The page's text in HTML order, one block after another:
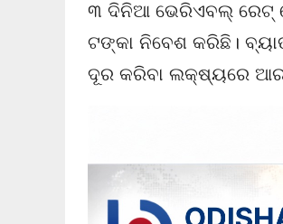
୩ ଦିନିଆ ଭେରିଏବଲ୍ ରେଟ୍
ଟଙ୍କା ନିବେଶ କରିଛି।
ଦୂର କରିବା ଲକ୍ଷ୍ୟରେ